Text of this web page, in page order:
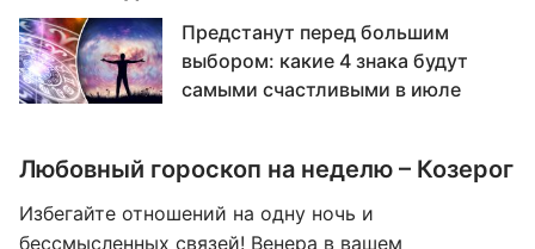
Предстанут перед большим
выбором: какие 4 знака будут
самыми счастливыми в июле
Любовный гороскоп на неделю – Козерог
Избегайте отношений на одну ночь и
бессмысленных связей! Венера в вашем